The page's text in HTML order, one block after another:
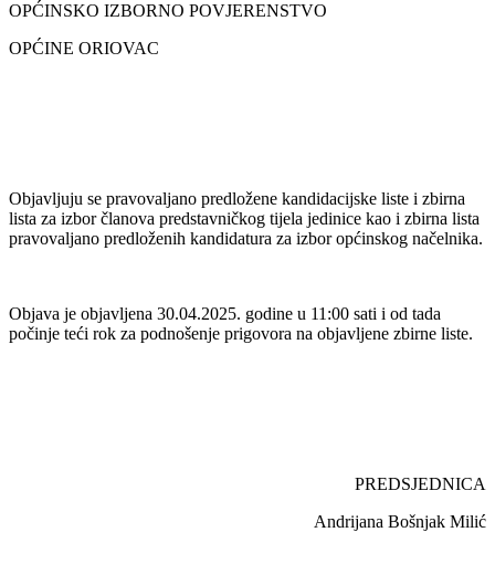
OPĆINSKO IZBORNO POVJERENSTVO
OPĆINE ORIOVAC
Objavljuju se pravovaljano predložene kandidacijske liste i zbirna
lista za izbor članova predstavničkog tijela jedinice kao i zbirna lista
pravovaljano predloženih kandidatura za izbor općinskog načelnika.
Objava je objavljena 30.04.2025. godine u 11:00 sati i od tada
počinje teći rok za podnošenje prigovora na objavljene zbirne liste.
PREDSJEDNICA
Andrijana Bošnjak Milić